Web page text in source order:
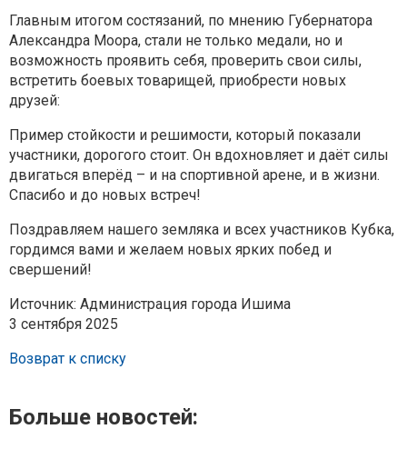
Главным итогом состязаний, по мнению Губернатора
Александра Моора, стали не только медали, но и
возможность проявить себя, проверить свои силы,
встретить боевых товарищей, приобрести новых
друзей:
Пример стойкости и решимости, который показали
участники, дорогого стоит. Он вдохновляет и даёт силы
двигаться вперёд – и на спортивной арене, и в жизни.
Спасибо и до новых встреч!
Поздравляем нашего земляка и всех участников Кубка,
гордимся вами и желаем новых ярких побед и
свершений!
Источник: Администрация города Ишима
3 сентября 2025
Возврат к списку
Больше новостей: